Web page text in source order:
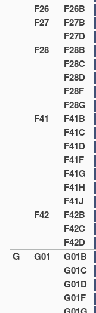
F26 F26B
F27 F27B
F27D
F28 F28B
F28C
F28D
F28F
F28G
F41 F41B
F41C
F41D
F41F
F41G
F41H
F41J
F42 F42B
F42C
F42D
G G01 G01B
G01C
G01D
G01F